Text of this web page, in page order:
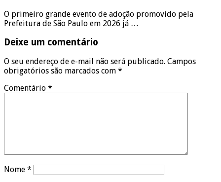
O primeiro grande evento de adoção promovido pela
Prefeitura de São Paulo em 2026 já …
Deixe um comentário
O seu endereço de e-mail não será publicado. Campos
obrigatórios são marcados com *
Comentário *
Nome *